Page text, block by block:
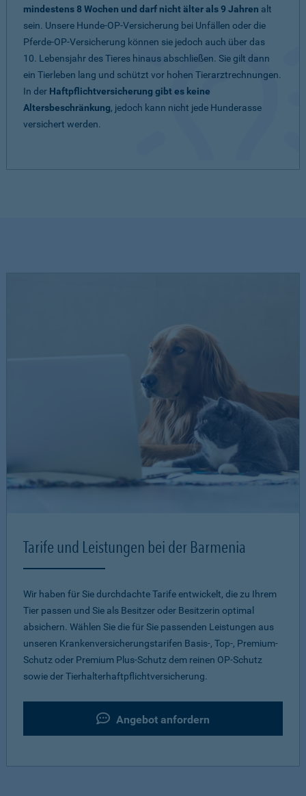
mindestens 8 Wochen und darf nicht älter als 9 Jahren alt
sein. Unsere Hunde-OP-Versicherung bei Unfällen oder die
Pferde-OP-Versicherung können sie jedoch auch über das
10. Lebensjahr des Tieres hinaus abschließen. Sie gilt dann
ein Tierleben lang und schützt vor hohen Tierarztrechnungen.
In der Haftpflichtversicherung gibt es keine
Altersbeschränkung, jedoch kann nicht jede Hunderasse
versichert werden.
Tarife und Leistungen bei der Barmenia
Wir haben für Sie durchdachte Tarife entwickelt, die zu Ihrem
Tier passen und Sie als Besitzer oder Besitzerin optimal
absichern. Wählen Sie die für Sie passenden Leistungen aus
unseren Krankenversicherungstarifen Basis-, Top-, Premium-
Schutz oder Premium Plus-Schutz dem reinen OP-Schutz
sowie der Tierhalterhaftpflichtversicherung.
Angebot anfordern